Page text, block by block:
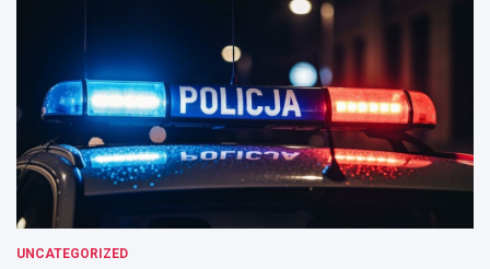
UNCATEGORIZED